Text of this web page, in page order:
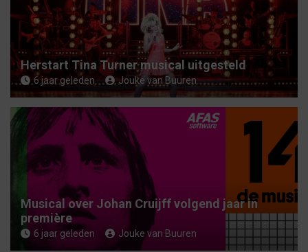
Herstart Tina Turner musical uitgesteld
6 jaar geleden Jouke van Buuren
Musical over Johan Cruijff volgend jaar in
première
6 jaar geleden Jouke van Buuren